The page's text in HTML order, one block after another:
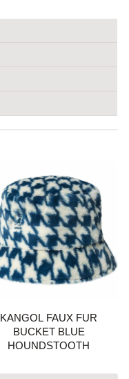
KANGOL FAUX FUR
BUCKET BLUE
HOUNDSTOOTH